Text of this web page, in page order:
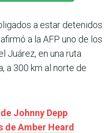
a estar detenidos
a la AFP uno de los
Juárez, en una ruta
a 300 km al norte de
Johnny Depp
Amber Heard